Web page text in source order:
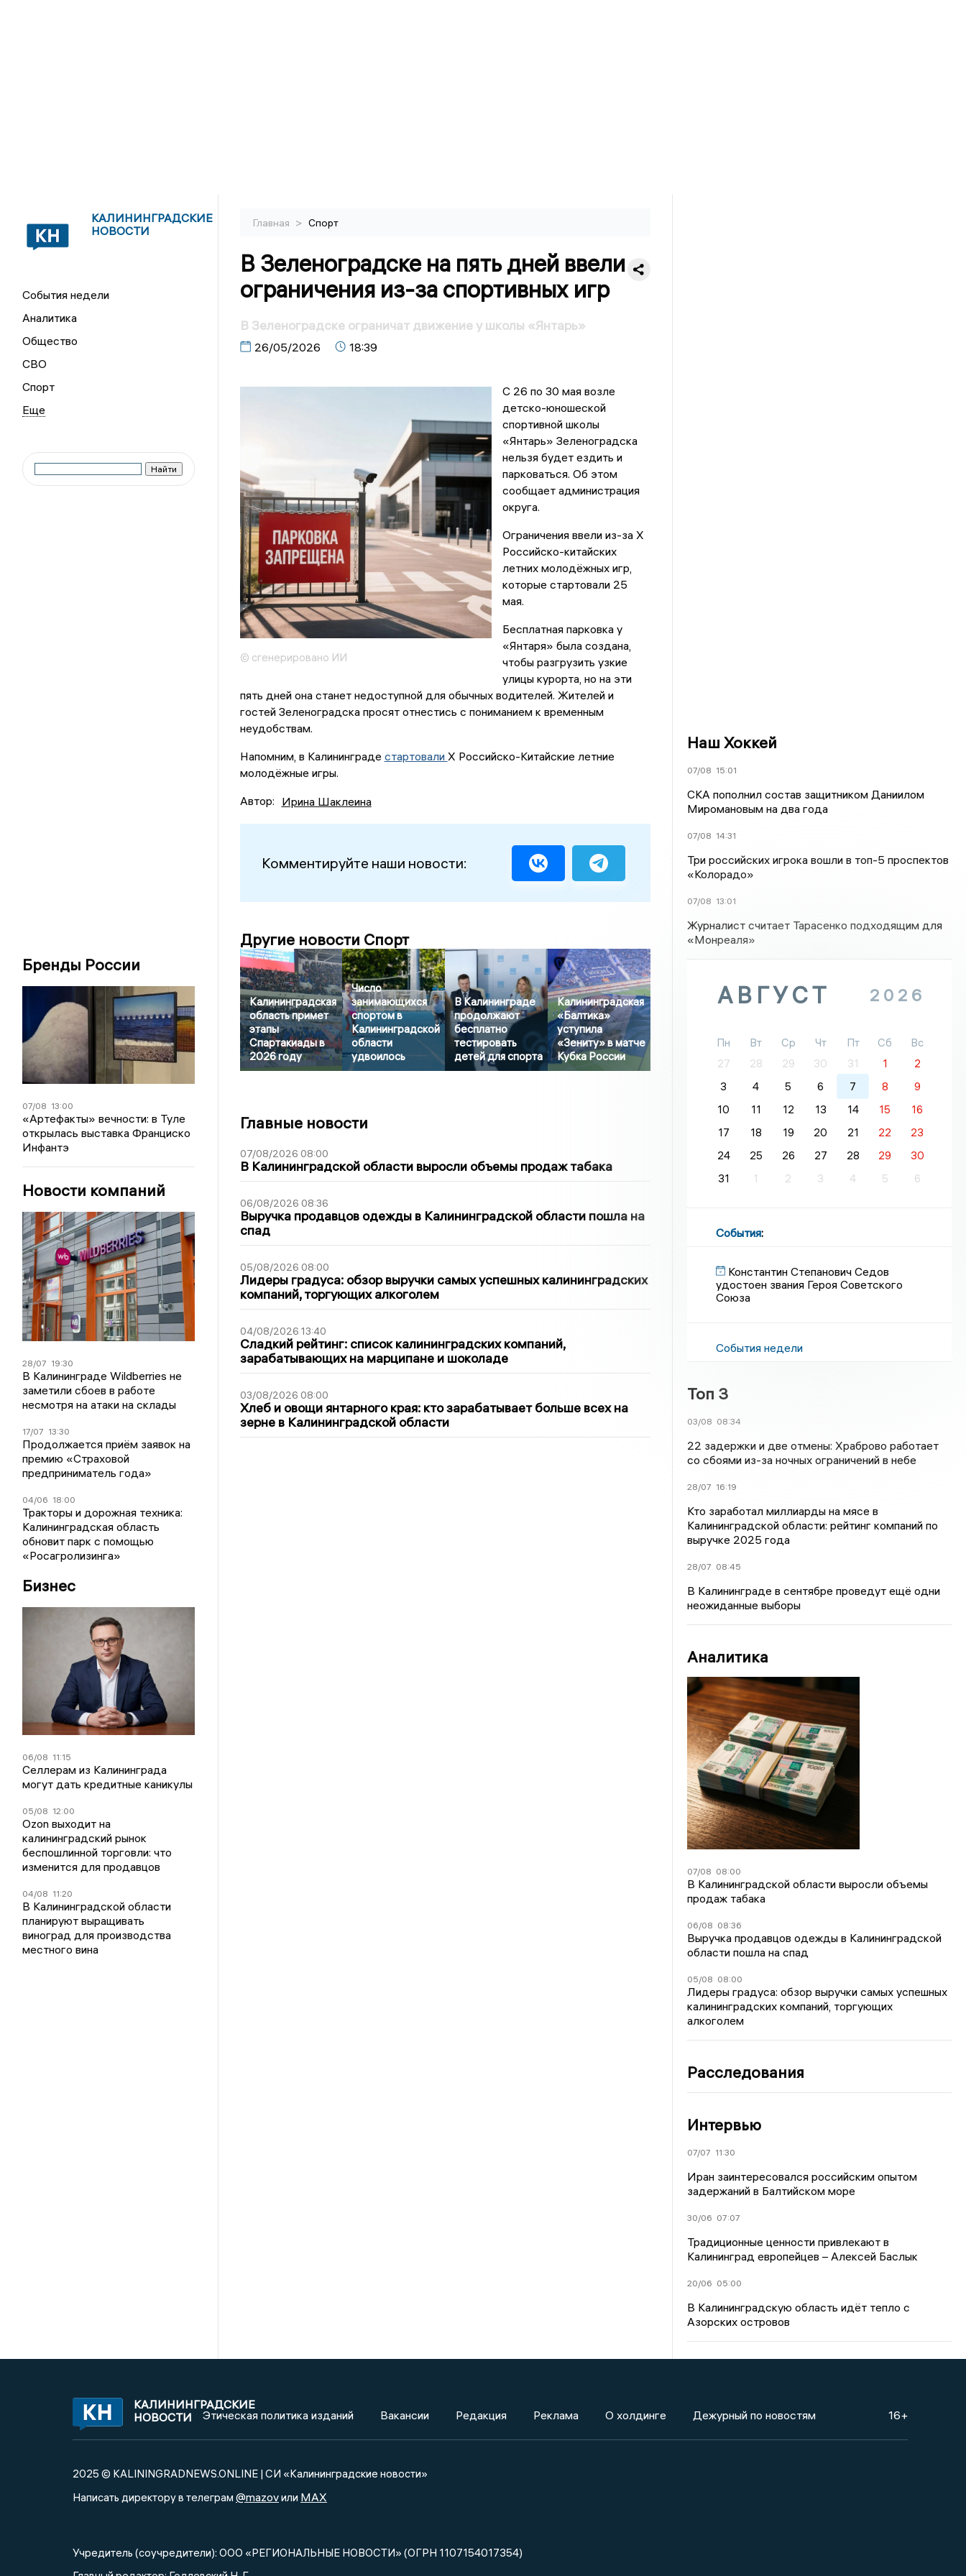
КАЛИНИНГРАДСКИЕ
НОВОСТИ
События недели
Аналитика
Общество
СВО
Спорт
Бренды России
07/08 13:00
«Артефакты» вечности: в Туле
открылась выставка Франциско
Инфантэ
Новости компаний
28/07 19:30
В Калининграде Wildberries не
заметили сбоев в работе
несмотря на атаки на склады
17/07 13:30
Продолжается приём заявок на
премию «Страховой
предприниматель года»
04/06 18:00
Тракторы и дорожная техника:
Калининградская область
обновит парк с помощью
«Росагролизинга»
Бизнес
06/08 11:15
Селлерам из Калининграда
могут дать кредитные каникулы
05/08 12:00
Ozon выходит на
калининградский рынок
беспошлинной торговли: что
изменится для продавцов
04/08 11:20
В Калининградской области
планируют выращивать
виноград для производства
местного вина
Главная > Спорт
В Зеленоградске на пять дней ввели
ограничения из-за спортивных игр
В Зеленоградске ограничат движение у школы «Янтарь»
26/05/2026 18:39
© сгенерировано ИИ
С 26 по 30 мая возле
детско-юношеской
спортивной школы
«Янтарь» Зеленоградска
нельзя будет ездить и
парковаться. Об этом
сообщает администрация
округа.
Ограничения ввели из-за Х
Российско-китайских
летних молодёжных игр,
которые стартовали 25
мая.
Бесплатная парковка у
«Янтаря» была создана,
чтобы разгрузить узкие
улицы курорта, но на эти
пять дней она станет недоступной для обычных водителей. Жителей и
гостей Зеленоградска просят отнестись с пониманием к временным
неудобствам.
Напомним, в Калининграде стартовали X Российско-Китайские летние
молодёжные игры.
Автор: Ирина Шаклеина
Комментируйте наши новости:
Другие новости Спорт
Калининградская
область примет
этапы
Спартакиады в
2026 году
Число
занимающихся
спортом в
Калининградской
области
удвоилось
В Калининграде
продолжают
бесплатно
тестировать
детей для спорта
Калининградская
«Балтика»
уступила
«Зениту» в матче
Кубка России
Главные новости
07/08/2026 08:00
В Калининградской области выросли объемы продаж табака
06/08/2026 08:36
Выручка продавцов одежды в Калининградской области пошла на
спад
05/08/2026 08:00
Лидеры градуса: обзор выручки самых успешных калининградских
компаний, торгующих алкоголем
04/08/2026 13:40
Сладкий рейтинг: список калининградских компаний,
зарабатывающих на марципане и шоколаде
03/08/2026 08:00
Хлеб и овощи янтарного края: кто зарабатывает больше всех на
зерне в Калининградской области
Наш Хоккей
07/08 15:01
СКА пополнил состав защитником Даниилом
Миромановым на два года
07/08 14:31
Три российских игрока вошли в топ-5 проспектов
«Колорадо»
07/08 13:01
Журналист считает Тарасенко подходящим для
«Монреаля»
АВГУСТ 2026
Пн Вт Ср Чт Пт Сб
Вс
27
28 29 30 31 1
2
3
4 5 6 7 8
9
10
11 12 13 14 15
16
17
18 19 20 21 22
23
24
25 26 27 28 29
30
31
1 2 3 4 5 6
События:
Константин Степанович Седов
удостоен звания Героя Советского
Союза
События недели
Топ 3
03/08 08:34
22 задержки и две отмены: Храброво работает
со сбоями из-за ночных ограничений в небе
28/07 16:19
Кто заработал миллиарды на мясе в
Калининградской области: рейтинг компаний по
выручке 2025 года
28/07 08:45
В Калининграде в сентябре проведут ещё одни
неожиданные выборы
Аналитика
07/08 08:00
В Калининградской области выросли объемы
продаж табака
06/08 08:36
Выручка продавцов одежды в Калининградской
области пошла на спад
05/08 08:00
Лидеры градуса: обзор выручки самых успешных
калининградских компаний, торгующих
алкоголем
Расследования
Интервью
07/07 11:30
Иран заинтересовался российским опытом
задержаний в Балтийском море
30/06 07:07
Традиционные ценности привлекают в
Калининград европейцев – Алексей Баслык
20/06 05:00
В Калининградскую область идёт тепло с
Азорских островов
КАЛИНИНГРАДСКИЕ
НОВОСТИ
Этическая политика изданий Вакансии Редакция Реклама О холдинге Дежурный по новостям 16+
2025 © KALININGRADNEWS.ONLINE | СИ «Калининградские новости»
Написать директору в телеграм @mazovили MAX
Учредитель (соучредители): ООО «РЕГИОНАЛЬНЫЕ НОВОСТИ» (ОГРН 1107154017354)